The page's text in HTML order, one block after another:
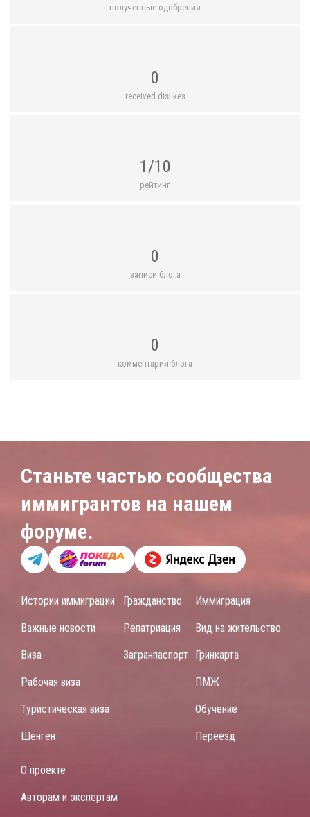
полученные одобрения
0
received dislikes
1/10
рейтинг
0
записи блога
0
комментарии блога
Станьте частью сообщества
иммигрантов на нашем
форуме.
Истории иммиграции
Важные новости
Виза
Рабочая виза
Туристическая виза
Шенген
Гражданство
Репатриация
Загранпаспорт
Иммиграция
Вид на жительство
Гринкарта
ПМЖ
Обучение
Переезд
О проекте
Авторам и экспертам